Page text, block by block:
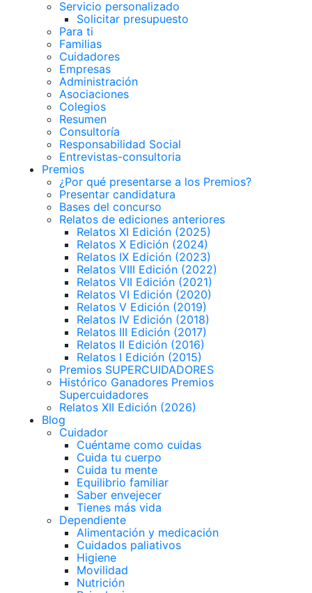
Servicio personalizado
Solicitar presupuesto
Para ti
Familias
Cuidadores
Empresas
Administración
Asociaciones
Colegios
Resumen
Consultoría
Responsabilidad Social
Entrevistas-consultoria
Premios
¿Por qué presentarse a los Premios?
Presentar candidatura
Bases del concurso
Relatos de ediciones anteriores
Relatos XI Edición (2025)
Relatos X Edición (2024)
Relatos IX Edición (2023)
Relatos VIII Edición (2022)
Relatos VII Edición (2021)
Relatos VI Edición (2020)
Relatos V Edición (2019)
Relatos IV Edición (2018)
Relatos III Edición (2017)
Relatos II Edición (2016)
Relatos I Edición (2015)
Premios SUPERCUIDADORES
Histórico Ganadores Premios
Supercuidadores
Relatos XII Edición (2026)
Blog
Cuidador
Cuéntame como cuidas
Cuida tu cuerpo
Cuida tu mente
Equilibrio familiar
Saber envejecer
Tienes más vida
Dependiente
Alimentación y medicación
Cuidados paliativos
Higiene
Movilidad
Nutrición